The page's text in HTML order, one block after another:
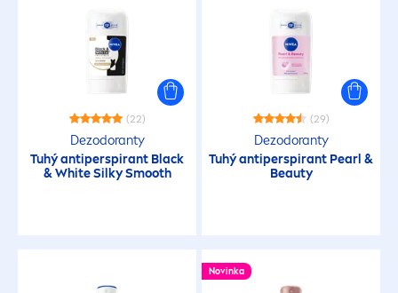
(22)
Dezodoranty
Tuhý antiperspirant Black
&WhiteSilky Smooth
(29)
Dezodoranty
Tuhý antiperspirant Pearl &
Beauty
Novinka